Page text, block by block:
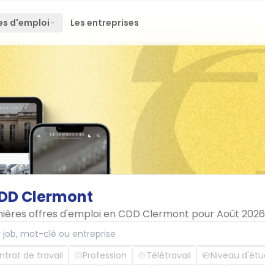
d'emploi Les entreprises
Clermont
offres d'emploi en CDD Clermont pour Août
mot-clé ou entreprise
de travail Profession Télétravail Niveau